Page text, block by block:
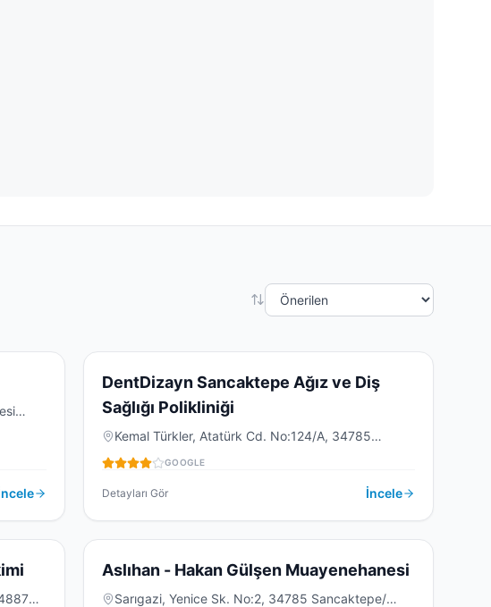
D
DIŞ KLINIĞI
DentDizayn Sancaktepe Ağız ve Diş
Sağlığı Polikliniği
Kemal Türkler, Atatürk Cd. No:124/A, 34785
Sancaktepe/İstanbul, Türkiye
GOOGLE
Detayları Gör İncele
4.7 A 62
Aslıhan - Hakan Gülşen Muayenehanesi
Sarıgazi, Yenice Sk. No:2, 34785 Sancaktepe/